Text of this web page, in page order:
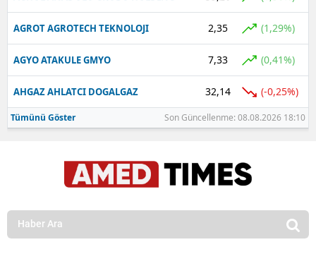
AGROT AGROTECH TEKNOLOJI 2,35 (1,29%)
AGYO ATAKULE GMYO 7,33 (0,41%)
AHGAZ AHLATCI DOGALGAZ 32,14 (-0,25%)
Tümünü Göster Son Güncellenme: 08.08.2026 18:10